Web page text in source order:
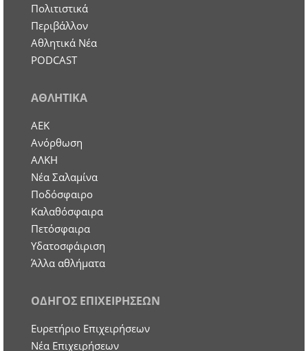
Πολιτιστικά
Περιβάλλον
Αθλητικά Νέα
PODCAST
ΑΘΛΗΤΙΚΑ
ΑΕΚ
Ανόρθωση
ΑΛΚΗ
Νέα Σαλαμίνα
Ποδόσφαιρο
Καλαθόσφαιρα
Πετόσφαιρα
Υδατοσφάιριση
Άλλα αθλήματα
ΟΔΗΓΟΣ ΕΠΙΧΕΙΡΗΣΕΩΝ
Ευρετήριο Επιχειρήσεων
Nέα Επιχειρήσεων